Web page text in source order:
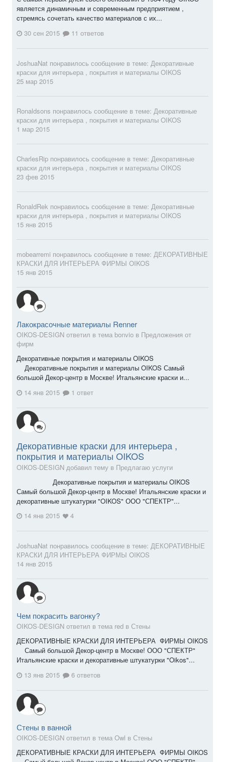
является динамичным и современным предприятием ,
cтремясь сочетать качество материалов с их...
30 сен 2015
11 ответов
JoshuaNat понравилось сообщение в теме: Декоративные
краски для интерьера , покрытия и материалы OIKOS
25 мар 2015
Ronaldsons понравилось сообщение в теме: Декоративные
краски для интерьера , покрытия и материалы OIKOS
1 мар 2015
CharlesRip понравилось сообщение в теме: Декоративные
краски для интерьера , покрытия и материалы OIKOS
23 фев 2015
RonaldRek понравилось сообщение в теме: Декоративные
краски для интерьера , покрытия и материалы OIKOS
15 янв 2015
mobearremi понравилось сообщение в теме: ДЕКОРАТИВНЫЕ
КРАСКИ ДЛЯ ИНТЕРЬЕРА ФИРМЫ OIKOS
15 янв 2015
Лакокрасочные материалы Renner
OIKOS-DESIGN ответил в тема bonvio в Предложения от
фирм
Декоративные покрытия и материалы OIKOS
Декоративные покрытия и материалы OIKOS Самый
большой Декор-центр в Москве! Итальянские краски и...
14 янв 2015
1 ответ
Декоративные краски для интерьера ,
покрытия и материалы OIKOS
OIKOS-DESIGN добавил тему в Предлагаю услуги
Декоративные покрытия и материалы OIKOS
Самый большой Декор-центр в Москве! Итальянские краски и
декоративные штукатурки "OIKOS" ООО "СПЕКТР"...
14 янв 2015
4
JoshuaNat понравилось сообщение в теме: ДЕКОРАТИВНЫЕ
КРАСКИ ДЛЯ ИНТЕРЬЕРА ФИРМЫ OIKOS
14 янв 2015
Чем покрасить вагонку?
OIKOS-DESIGN ответил в тема red в Стены
ДЕКОРАТИВНЫЕ КРАСКИ ДЛЯ ИНТЕРЬЕРА ФИРМЫ OIKOS
Самый большой Декор-центр в Москве! ООО "СПЕКТР"
Итальянские краски и декоративные штукатурки "Oikos"...
13 янв 2015
6 ответов
Стены в ванной
OIKOS-DESIGN ответил в тема Owl в Стены
ДЕКОРАТИВНЫЕ КРАСКИ ДЛЯ ИНТЕРЬЕРА ФИРМЫ OIKOS